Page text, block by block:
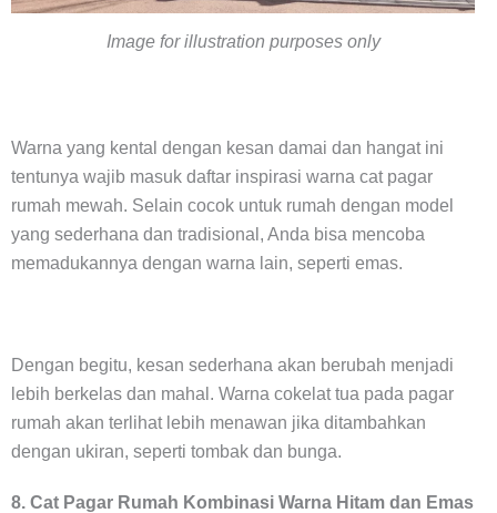
Image for illustration purposes only
Warna yang kental dengan kesan damai dan hangat ini
tentunya wajib masuk daftar inspirasi warna cat pagar
rumah mewah. Selain cocok untuk rumah dengan model
yang sederhana dan tradisional, Anda bisa mencoba
memadukannya dengan warna lain, seperti emas.
Dengan begitu, kesan sederhana akan berubah menjadi
lebih berkelas dan mahal. Warna cokelat tua pada pagar
rumah akan terlihat lebih menawan jika ditambahkan
dengan ukiran, seperti tombak dan bunga.
8. Cat Pagar Rumah Kombinasi Warna Hitam dan Emas